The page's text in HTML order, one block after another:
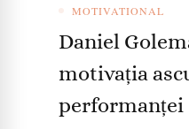
MOTIVATIONAL
Daniel
motivația
performanței